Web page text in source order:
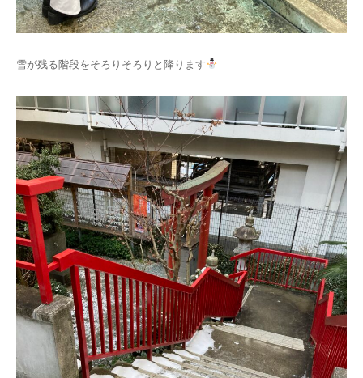
雪が残る階段をそろりそろりと降ります